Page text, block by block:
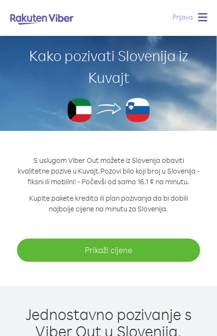
Prijava
Kako pozivati Slovenija iz
Kuvajt
S uslugom Viber Out možete iz Slovenija obaviti
kvalitetne pozive u Kuvajt.Pozovi bilo koji broj u Slovenija -
fiksni ili mobilni! - Počevši od samo 16.1 ¢ na minutu.
Kupite pakete kredita ili plan pozivanja da bi dobili
najbolje cijene na minutu za Slovenija.
Prikaži cijene
Jednostavno pozivanje s
Viber Out u Slovenija.